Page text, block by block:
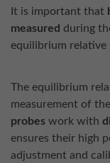
It is important that
measured during
equilibrium
The equilibrium
measurement of
probes work with
ensures their high
adjustment and